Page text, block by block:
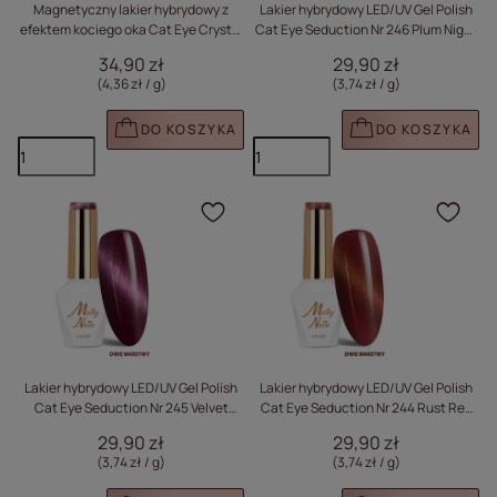
Magnetyczny lakier hybrydowy z
efektem kociego oka Cat Eye Crystal
Free 8g Nr 162
34,90 zł
(4,36 zł / g)
DO KOSZYKA
Lakier hybrydowy LED/UV Gel Polish
Cat Eye Seduction Nr 246 Plum Night
29,90 zł
(3,74 zł / g)
DO KOSZYKA
Lakier hybrydowy LED/UV Gel Polish
Cat Eye Seduction Nr 245 Velvet
Free 8g
29,90 zł
(3,74 zł / g)
Kliknij, aby dodać
Lakier hybrydowy LED/UV Gel Polish
Cat Eye Seduction Nr 244 Rust Red
29,90 zł
(3,74 zł / g)